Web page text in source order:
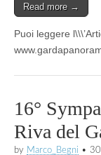
Read more →
Puoi leggere
16°
Riva del
by Marco_Begni •